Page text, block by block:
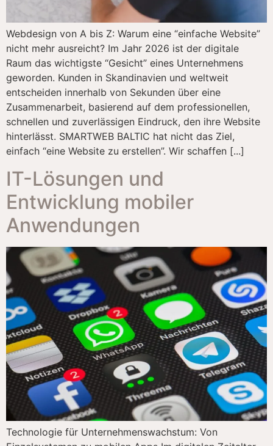
Webdesign von A bis Z: Warum eine “einfache Website”
nicht mehr ausreicht? Im Jahr 2026 ist der digitale
Raum das wichtigste “Gesicht” eines Unternehmens
geworden. Kunden in Skandinavien und weltweit
entscheiden innerhalb von Sekunden über eine
Zusammenarbeit, basierend auf dem professionellen,
schnellen und zuverlässigen Eindruck, den ihre Website
hinterlässt. SMARTWEB BALTIC hat nicht das Ziel,
einfach “eine Website zu erstellen”. Wir schaffen [...]
IT-Lösungen und
Entwicklung mobiler
Anwendungen
Technologie für Unternehmenswachstum: Von